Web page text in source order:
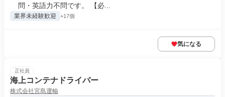
問・英語力不問です。 【必...
業界未経験歓迎 +17個
気になる
正社員
海上コンテナドライバー
株式会社宮島運輸